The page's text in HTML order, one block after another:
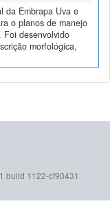
da Embrapa Uva e
o planos de manejo
Foi desenvolvido
morfológica,
build 1122-cf90431